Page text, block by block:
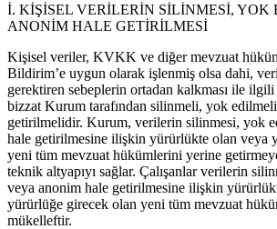
İ. KİŞİSEL VERİLERİN SİLİNMESİ, YOK
ANONİM HALE GETİRİLMESİ
Kişisel veriler, KVKK ve diğer mevzuat
Bildirim’e uygun olarak işlenmiş olsa dahi,
gerektiren sebeplerin ortadan kalkması ile
bizzat Kurum tarafından silinmeli, yok
getirilmelidir. Kurum, verilerin silinmesi, yok
hale getirilmesine ilişkin yürürlükte olan veya
yeni tüm mevzuat hükümlerini yerine
teknik altyapıyı sağlar. Çalışanlar verilerin
veya anonim hale getirilmesine ilişkin
yürürlüğe girecek olan yeni tüm mevzuat
mükelleftir.